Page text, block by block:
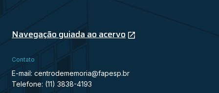
Navegação guiada ao acervo
Contato
E-mail: centrodememoria@fapesp.br
Telefone: (11) 3838-4193